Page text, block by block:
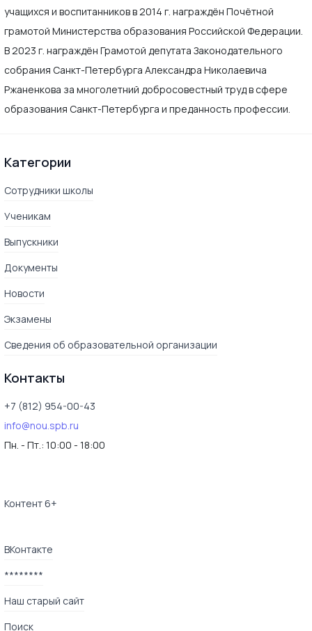
учащихся и воспитанников в 2014 г. награждён Почётной
грамотой Министерства образования Российской Федерации.
В 2023 г. награждён Грамотой депутата Законодательного
собрания Санкт-Петербурга Александра Николаевича
Ржаненкова за многолетний добросовестный труд в сфере
образования Санкт-Петербурга и преданность профессии.
Категории
Сотрудники школы
Ученикам
Выпускники
Документы
Новости
Экзамены
Сведения об образовательной организации
Контакты
+7 (812) 954-00-43
info@nou.spb.ru
Пн. - Пт.: 10:00 - 18:00
Контент 6+
ВКонтакте
********
Наш старый сайт
Поиск